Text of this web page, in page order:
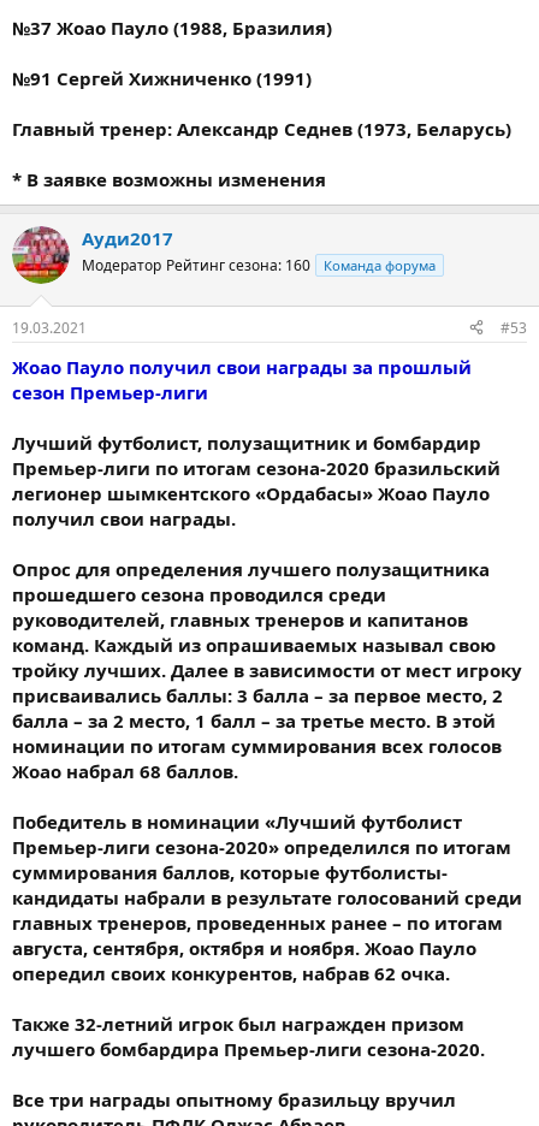
№37 Жоао Пауло (1988, Бразилия)
№91 Сергей Хижниченко (1991)
Главный тренер: Александр Седнев (1973, Беларусь)
* В заявке возможны изменения
Ауди2017
Модератор Рейтинг сезона: 160 Команда форума
19.03.2021 #53
Жоао Пауло получил свои награды за прошлый
сезон Премьер-лиги
Лучший футболист, полузащитник и бомбардир
Премьер-лиги по итогам сезона-2020 бразильский
легионер шымкентского «Ордабасы» Жоао Пауло
получил свои награды.
Опрос для определения лучшего полузащитника
прошедшего сезона проводился среди
руководителей, главных тренеров и капитанов
команд. Каждый из опрашиваемых называл свою
тройку лучших. Далее в зависимости от мест игроку
присваивались баллы: 3 балла – за первое место, 2
балла – за 2 место, 1 балл – за третье место. В этой
номинации по итогам суммирования всех голосов
Жоао набрал 68 баллов.
Победитель в номинации «Лучший футболист
Премьер-лиги сезона-2020» определился по итогам
суммирования баллов, которые футболисты-
кандидаты набрали в результате голосований среди
главных тренеров, проведенных ранее – по итогам
августа, сентября, октября и ноября. Жоао Пауло
опередил своих конкурентов, набрав 62 очка.
Также 32-летний игрок был награжден призом
лучшего бомбардира Премьер-лиги сезона-2020.
Все три награды опытному бразильцу вручил